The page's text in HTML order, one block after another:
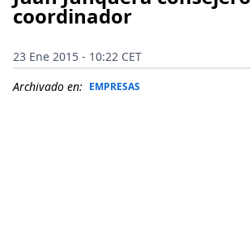
coordinador
23 Ene 2015 - 10:22 CET
Archivado en: EMPRESAS